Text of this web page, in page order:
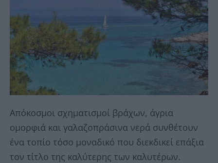
Απόκοσμοι σχηματισμοί βράχων, άγρια
ομορφιά και γαλαζοπράσινα νερά συνθέτουν
ένα τοπίο τόσο μοναδικό που διεκδικεί επάξια
τον τίτλο της καλύτερης των καλυτέρων.